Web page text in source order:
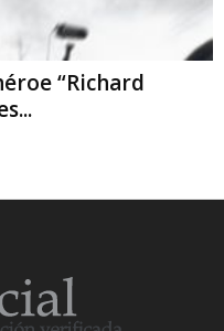
“Richard